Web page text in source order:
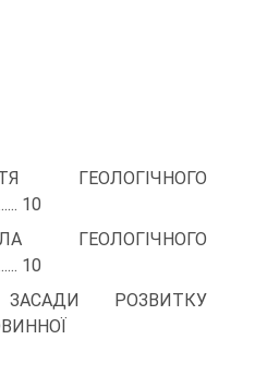
ГЕОЛОГІЧНОГО
10
ГЕОЛОГІЧНОГО
10
РОЗВИТКУ